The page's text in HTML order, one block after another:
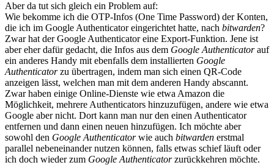
Aber da tut sich gleich ein Problem auf:
Wie bekomme ich die OTP-Infos (One Time Password) der Konten,
die ich im Google Authenticator eingerichtet hatte, nach bitwarden?
Zwar hat der Google Authenticator eine Export-Funktion. Jene ist
aber eher dafür gedacht, die Infos aus dem Google Authenticatorauf
ein anderes Handy mit ebenfalls dem installierten Google
Authenticatorzu übertragen, indem man sich einen QR-Code
anzeigen lässt, welchen man mit dem anderen Handy abscannt.
Zwar haben einige Online-Dienste wie etwa Amazon die
Möglichkeit, mehrere Authenticators hinzuzufügen, andere wie etwa
Google aber nicht. Dort kann man nur den einen Authenticator
entfernen und dann einen neuen hinzufügen. Ich möchte aber
sowohl den Google Authenticatorwie auch bitwarden erstmal
parallel nebeneinander nutzen können, falls etwas schief läuft oder
ich doch wieder zum Google Authenticatorzurückkehren möchte.